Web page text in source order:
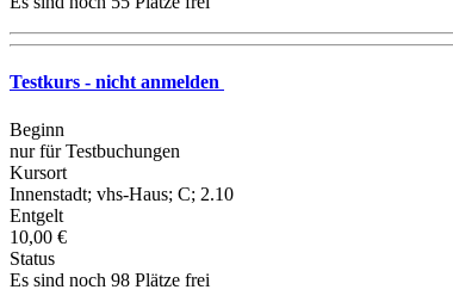
Testkurs - nicht anmelden
Beginn
nur für Testbuchungen
Kursort
Innenstadt; vhs-Haus; C; 2.10
Entgelt
10,00 €
Status
Es sind noch 98 Plätze frei